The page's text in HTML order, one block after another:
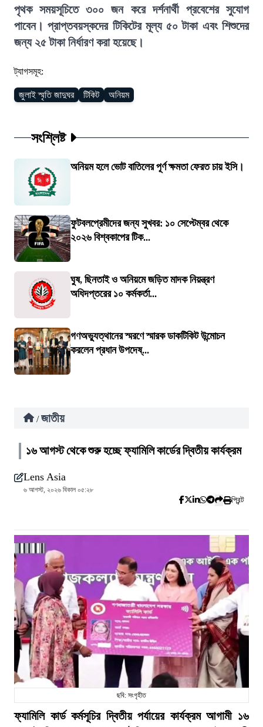
পৃথক সময়সূচিতে ৩০০ জন করে দর্শনার্থী প্রবেশের সুযোগ
পাবেন। প্রাপ্তবয়স্কদের টিকিটের মূল্য ৫০ টাকা এবং শিশুদের
জন্য ২৫ টাকা নির্ধারণ করা হয়েছে।
ট্যাগসমূহ:
জুলাই স্মৃতি জাদুঘর টিকিট অনিয়ম
সংশ্লিষ্ট
অনিয়ম হলে ভোট বাতিলের পূর্ণ ক্ষমতা ফেরত চায় ইসি।
ফুটবলপ্রেমীদের জন্য সুখবর: ১০ সেপ্টেম্বর থেকে
২০২৬ বিশ্বকাপের টিক...
ঘুষ, ছিনতাই ও অনিয়মে জড়িত মাদক নিয়ন্ত্রণ
অধিদপ্তরের ১০ কর্মকর্তা...
গণঅভ্যুত্থানের স্মরণে স্মারক ডাকটিকিট উন্মোচন
করলেন প্রধান উপদেষ্...
/ জাতীয়
১৬ আগস্ট থেকে শুরু হচ্ছে ফ্যামিলি কার্ডের দ্বিতীয় কার্যক্রম
Lens Asia
৬ আগস্ট, ২০২৬ বিকাল ০৫:২৮
প্রিন্ট
ছবি: সংগৃহীত
ফ্যামিলি কার্ড কর্মসূচির দ্বিতীয় পর্যায়ের কার্যক্রম আগামী ১৬